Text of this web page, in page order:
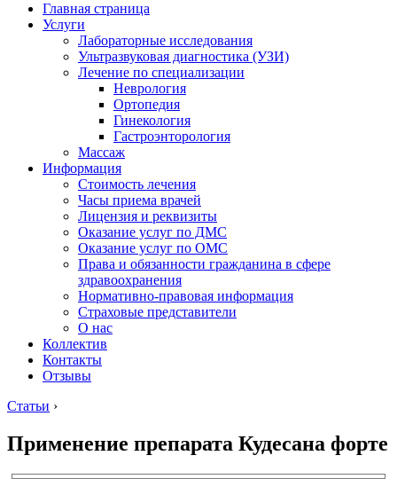
Главная страница
Услуги
Лабораторные исследования
Ультразвуковая диагностика (УЗИ)
Лечение по специализации
Неврология
Ортопедия
Гинекология
Гастроэнторология
Массаж
Информация
Стоимость лечения
Часы приема врачей
Лицензия и реквизиты
Оказание услуг по ДМС
Оказание услуг по ОМС
Права и обязанности гражданина в сфере
здравоохранения
Нормативно-правовая информация
Страховые представители
О нас
Коллектив
Контакты
Отзывы
Статьи ›
Применение препарата Кудесана форте